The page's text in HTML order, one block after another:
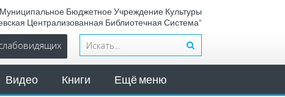
Муниципальное Бюджетное Учреждение Культуры
Централизованная Библиотечная Система"
Видео Книги Ещё меню